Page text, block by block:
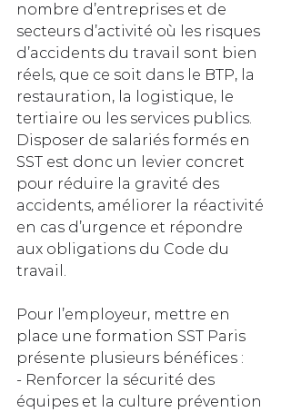
nombre d’entreprises et de
secteurs d’activité où les risques
d’accidents du travail sont bien
réels, que ce soit dans le BTP, la
restauration, la logistique, le
tertiaire ou les services publics.
Disposer de salariés formés en
SST est donc un levier concret
pour réduire la gravité des
accidents, améliorer la réactivité
en cas d’urgence et répondre
aux obligations du Code du
travail.
Pour l’employeur, mettre en
place une formation SST Paris
présente plusieurs bénéfices :
- Renforcer la sécurité des
équipes et la culture prévention